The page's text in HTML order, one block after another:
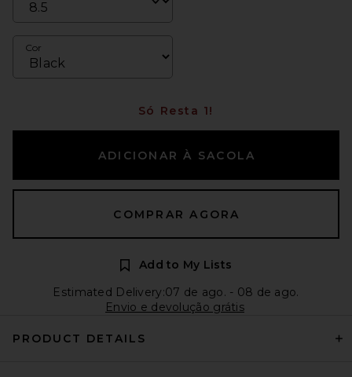
Cor
Só Resta 1!
ADICIONAR À SACOLA
COMPRAR AGORA
Add to My Lists
Estimated Delivery:07 de ago. - 08 de ago.
Envio e devolução grátis
PRODUCT DETAILS